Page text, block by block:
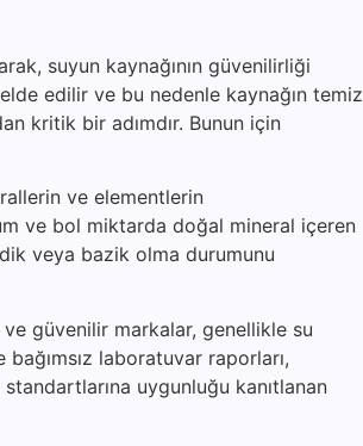
suyun kaynağının güvenilirliği
edilir ve bu nedenle kaynağın temiz
kritik bir adımdır. Bunun için
ve elementlerin
ve bol miktarda doğal mineral içeren
veya bazik olma durumunu
güvenilir markalar, genellikle su
laboratuvar raporları,
uygunluğu kanıtlanan